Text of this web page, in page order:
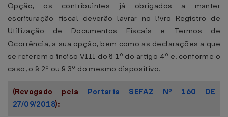
Opção, os contribuintes já obrigados a manter
escrituração fiscal deverão lavrar no livro Registro de
Utilização de Documentos Fiscais e Termos de
Ocorrência, a sua opção, bem como as declarações a que
se referem o inciso VIII do § 1º do artigo 4º e, conforme o
caso, o § 2º ou § 3º do mesmo dispositivo.
(Revogado pela Portaria SEFAZ Nº 160 DE
27/09/2018):